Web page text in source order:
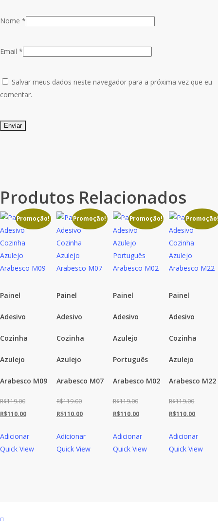
Nome *
Email *
Salvar meus dados neste navegador para a próxima vez que eu
comentar.
Produtos Relacionados
Promoção!
Painel
Adesivo
Cozinha
Azulejo
Arabesco M09
R$119.00O
preço
era:
R$119.00.
R$110.00O
atual
é:
Adicionar
Quick View
Promoção!
Painel
Adesivo
Cozinha
Azulejo
Arabesco M07
R$119.00O
preço
era:
R$119.00.
R$110.00O
atual
é:
Adicionar
Quick View
Promoção!
Painel
Adesivo
Azulejo
Português
Arabesco M02
R$119.00O
preço
era:
R$119.00.
R$110.00O
atual
é:
Adicionar
Quick View
Painel
Adesivo
Cozinha
Azulejo
Arabesco M22
R$119.00O
preço
era:
R$110.00O
atual
é:
Adicionar
Quick View